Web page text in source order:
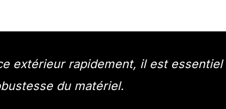
extérieur rapidement, il est
du matériel.